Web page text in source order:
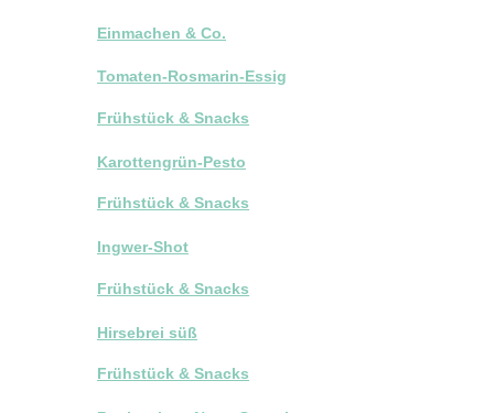
Einmachen & Co.
Tomaten-Rosmarin-Essig
Frühstück & Snacks
Karottengrün-Pesto
Frühstück & Snacks
Ingwer-Shot
Frühstück & Snacks
Hirsebrei süß
Frühstück & Snacks